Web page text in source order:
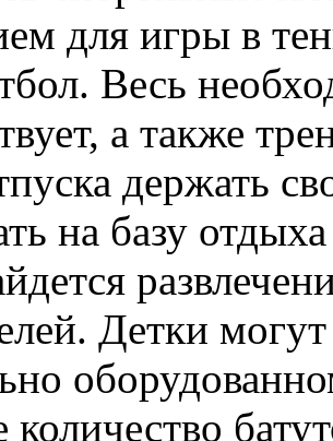
для игры в
Весь
а также
держать
на базу
Детки